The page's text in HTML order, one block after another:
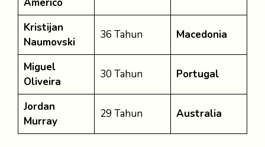
Kristijan
Naumovski
36 Tahun Macedonia
Miguel
Oliveira
30 Tahun Portugal
Jordan
Murray
29 Tahun Australia